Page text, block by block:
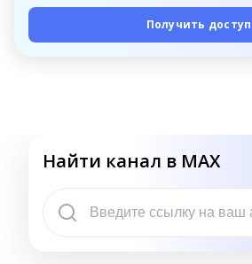
Получить доступ
Найти канал в MAX